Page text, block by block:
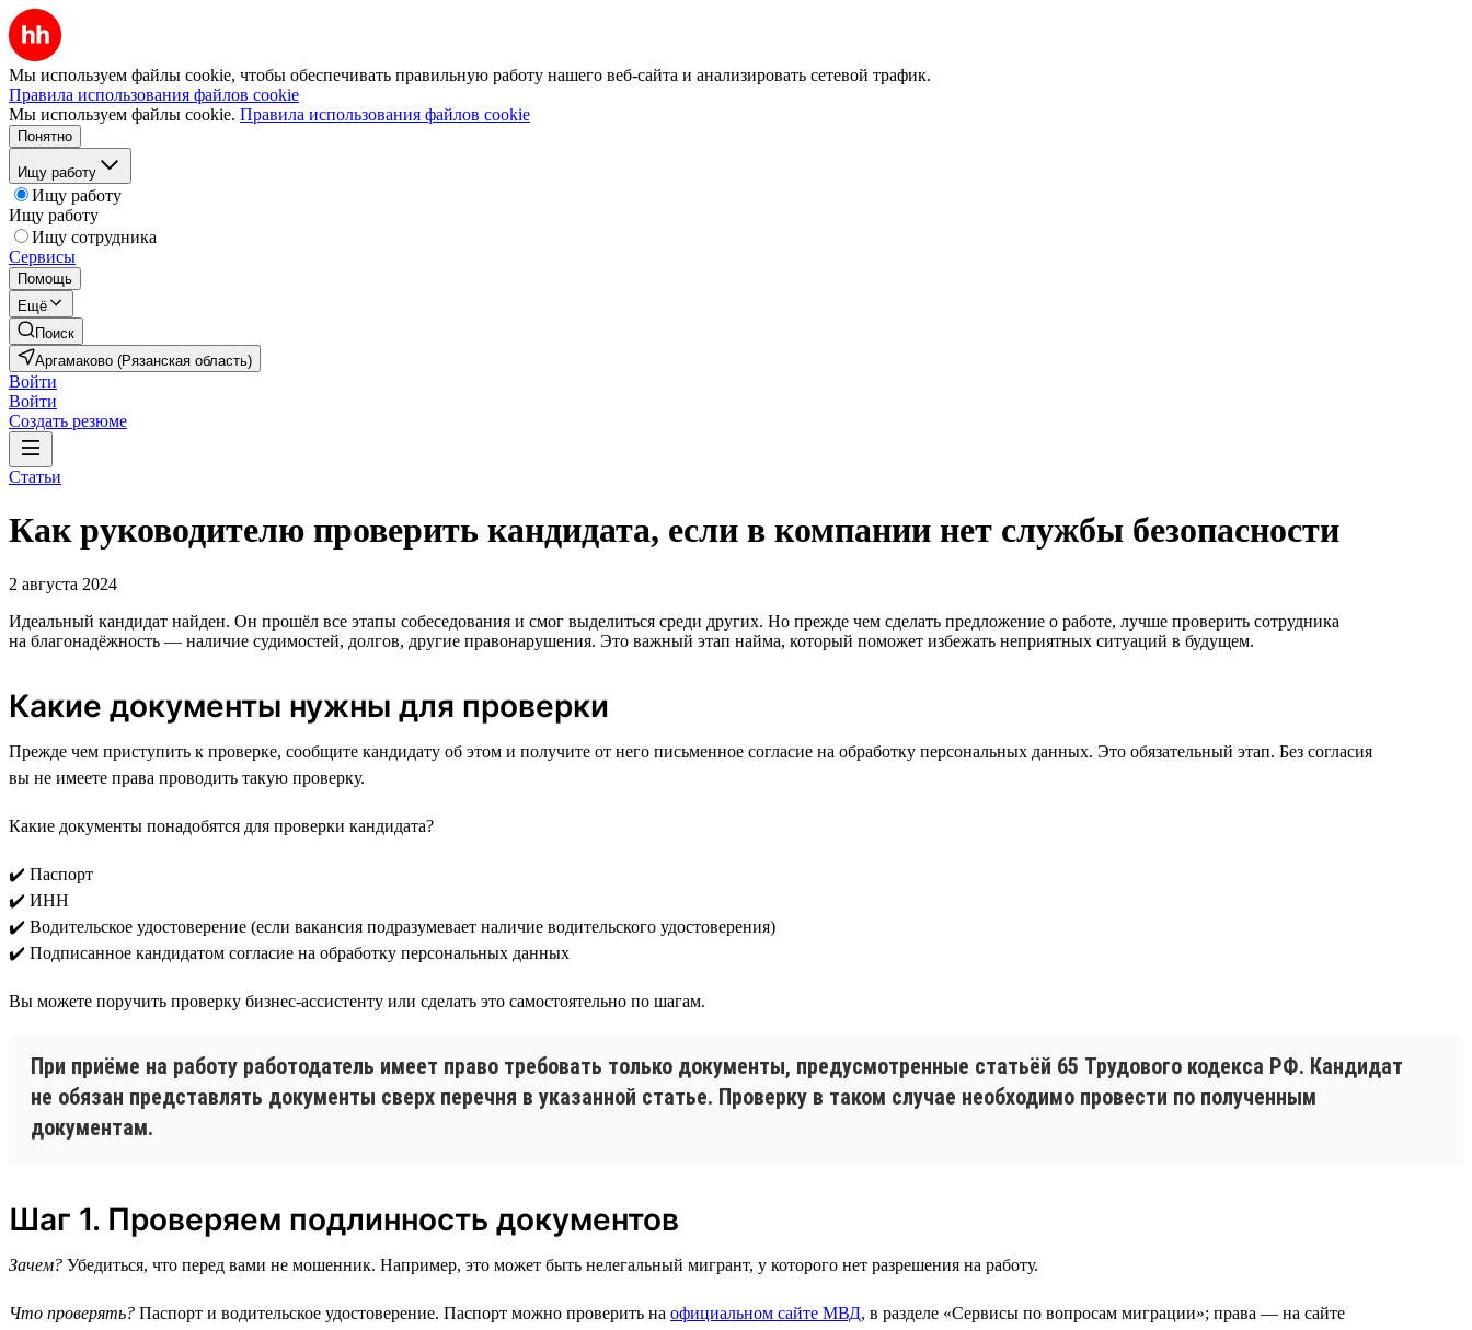
Мы используем файлы cookie, чтобы обеспечивать правильную работу нашего веб-сайта и анализировать сетевой трафик.
Правила использования файлов cookie
Мы используем файлы cookie. Правила использования файлов cookie
Понятно
Ищу работу
Ищу работу
Ищу работу
Ищу сотрудника
Сервисы
Помощь
Ещё
Поиск
Аргамаково (Рязанская область)
Войти
Войти
Создать резюме
Статьи
Как руководителю проверить кандидата, если в компании нет службы безопасности
2 августа 2024
Идеальный кандидат найден. Он прошёл все этапы собеседования и смог выделиться среди других. Но прежде чем сделать предложение о работе, лучше проверить сотрудника
на благонадёжность — наличие судимостей, долгов, другие правонарушения. Это важный этап найма, который поможет избежать неприятных ситуаций в будущем.
Какие документы нужны для проверки
Прежде чем приступить к проверке, сообщите кандидату об этом и получите от него письменное согласие на обработку персональных данных. Это обязательный этап. Без согласия
вы не имеете права проводить такую проверку.
Какие документы понадобятся для проверки кандидата?
✔️ Паспорт
✔️ ИНН
✔️ Водительское удостоверение (если вакансия подразумевает наличие водительского удостоверения)
✔️ Подписанное кандидатом согласие на обработку персональных данных
Вы можете поручить проверку бизнес-ассистенту или сделать это самостоятельно по шагам.
При приёме на работу работодатель имеет право требовать только документы, предусмотренные статьёй 65 Трудового кодекса РФ. Кандидат
не обязан представлять документы сверх перечня в указанной статье. Проверку в таком случае необходимо провести по полученным
документам.
Шаг 1. Проверяем подлинность документов
Зачем? Убедиться, что перед вами не мошенник. Например, это может быть нелегальный мигрант, у которого нет разрешения на работу.
Что проверять? Паспорт и водительское удостоверение. Паспорт можно проверить на официальном сайте МВД, в разделе «Сервисы по вопросам миграции»; права — на сайте